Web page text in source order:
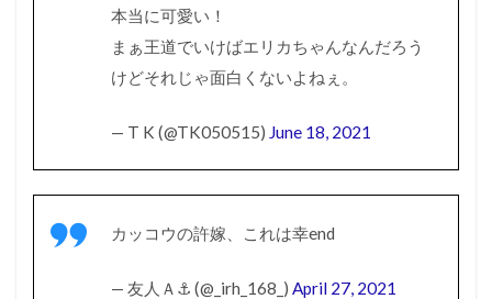
本当に可愛い！
まぁ王道でいけばエリカちゃんなんだろう
けどそれじゃ面白くないよねぇ。
— T K (@TK050515) June 18, 2021
カッコウの許嫁、これは幸end
— 友人Ａ⚓ (@_irh_168_) April 27, 2021